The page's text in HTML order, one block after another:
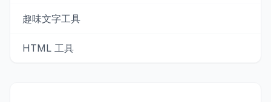
趣味文字工具
HTML 工具